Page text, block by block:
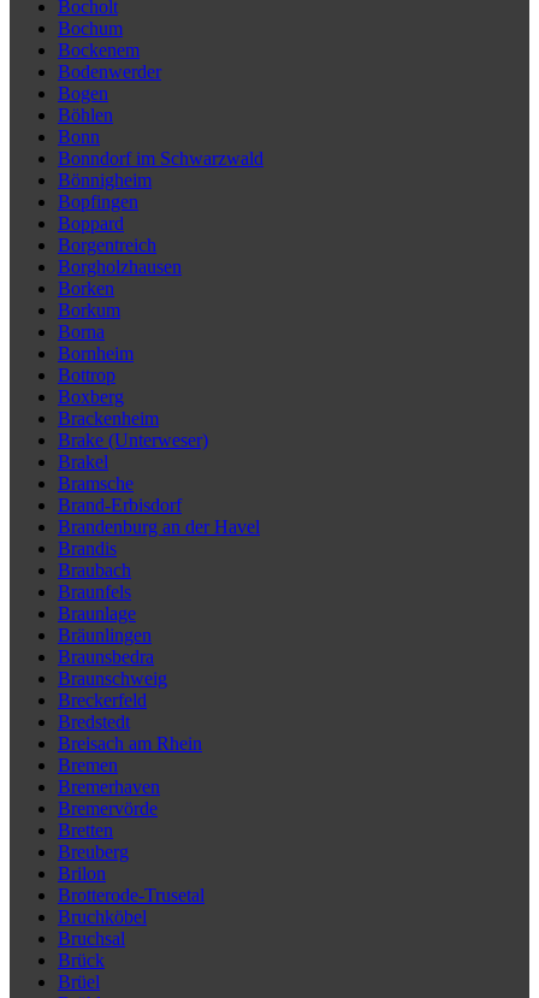
Bocholt
Bochum
Bockenem
Bodenwerder
Bogen
Böhlen
Bonn
Bonndorf im Schwarzwald
Bönnigheim
Bopfingen
Boppard
Borgentreich
Borgholzhausen
Borken
Borkum
Borna
Bornheim
Bottrop
Boxberg
Brackenheim
Brake (Unterweser)
Brakel
Bramsche
Brand-Erbisdorf
Brandenburg an der Havel
Brandis
Braubach
Braunfels
Braunlage
Bräunlingen
Braunsbedra
Braunschweig
Breckerfeld
Bredstedt
Breisach am Rhein
Bremen
Bremerhaven
Bremervörde
Bretten
Breuberg
Brilon
Brotterode-Trusetal
Bruchköbel
Bruchsal
Brück
Brüel